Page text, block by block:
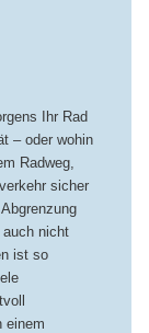
Ihr Rad
– oder wohin
Radweg,
sicher
nicht
ist so
einem